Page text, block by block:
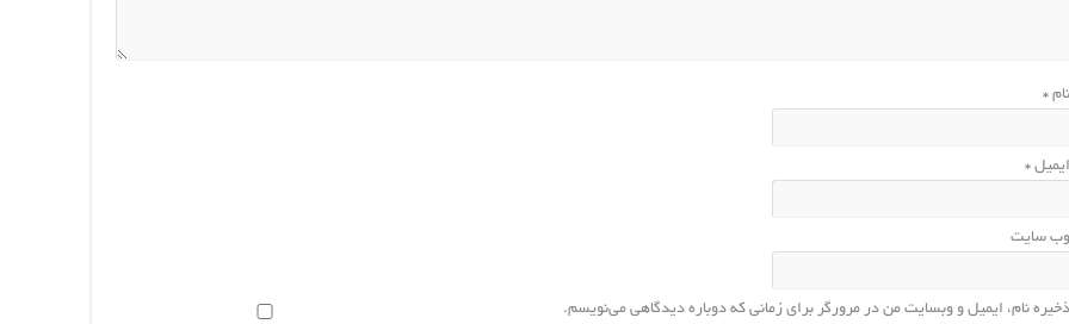
نام *
ایمیل *
وب‌ سایت
ذخیره نام، ایمیل و وبسایت من در مرورگر برای زمانی که دوباره دیدگاهی می‌نویسم.